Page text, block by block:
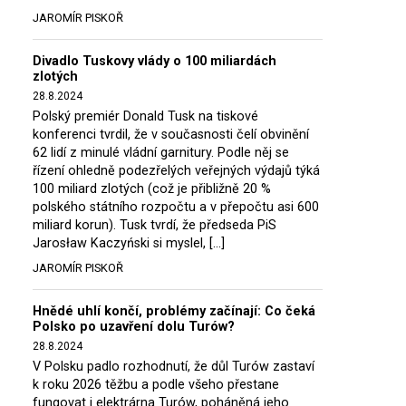
JAROMÍR PISKOŘ
Divadlo Tuskovy vlády o 100 miliardách
zlotých
28.8.2024
Polský premiér Donald Tusk na tiskové
konferenci tvrdil, že v současnosti čelí obvinění
62 lidí z minulé vládní garnitury. Podle něj se
řízení ohledně podezřelých veřejných výdajů týká
100 miliard zlotých (což je přibližně 20 %
polského státního rozpočtu a v přepočtu asi 600
miliard korun). Tusk tvrdí, že předseda PiS
Jarosław Kaczyński si myslel, […]
JAROMÍR PISKOŘ
Hnědé uhlí končí, problémy začínají: Co čeká
Polsko po uzavření dolu Turów?
28.8.2024
V Polsku padlo rozhodnutí, že důl Turów zastaví
k roku 2026 těžbu a podle všeho přestane
fungovat i elektrárna Turów, poháněná jeho